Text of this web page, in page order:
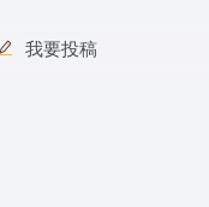
我要投稿